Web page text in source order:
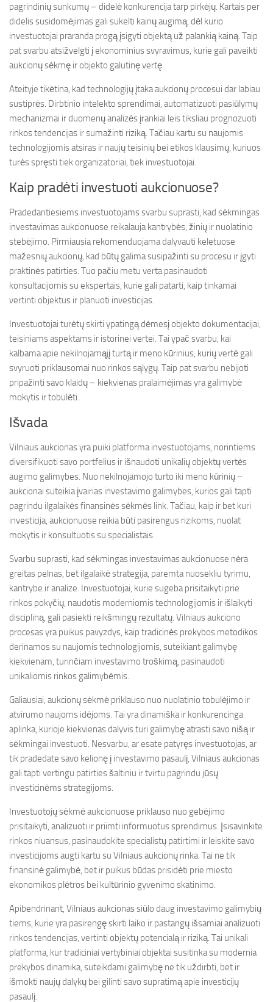
pagrindinių sunkumų – didelė konkurencija tarp pirkėjų. Kartais per
didelis susidomėjimas gali sukelti kainų augimą, dėl kurio
investuotojai praranda progą įsigyti objektą už palankią kainą. Taip
pat svarbu atsižvelgti į ekonominius svyravimus, kurie gali paveikti
aukcionų sėkmę ir objekto galutinę vertę.
Ateityje tikėtina, kad technologijų įtaka aukcionų procesui dar labiau
sustiprės. Dirbtinio intelekto sprendimai, automatizuoti pasiūlymų
mechanizmai ir duomenų analizės įrankiai leis tiksliau prognozuoti
rinkos tendencijas ir sumažinti riziką. Tačiau kartu su naujomis
technologijomis atsiras ir naujų teisinių bei etikos klausimų, kuriuos
turės spręsti tiek organizatoriai, tiek investuotojai.
Kaip pradėti investuoti aukcionuose?
Pradedantiesiems investuotojams svarbu suprasti, kad sėkmingas
investavimas aukcionuose reikalauja kantrybės, žinių ir nuolatinio
stebėjimo. Pirmiausia rekomenduojama dalyvauti keletuose
mažesnių aukcionų, kad būtų galima susipažinti su procesu ir įgyti
praktinės patirties. Tuo pačiu metu verta pasinaudoti
konsultacijomis su ekspertais, kurie gali patarti, kaip tinkamai
vertinti objektus ir planuoti investicijas.
Investuotojai turėtų skirti ypatingą dėmesį objekto dokumentacijai,
teisiniams aspektams ir istorinei vertei. Tai ypač svarbu, kai
kalbama apie nekilnojamąjį turtą ir meno kūrinius, kurių vertė gali
svyruoti priklausomai nuo rinkos sąlygų. Taip pat svarbu nebijoti
pripažinti savo klaidų – kiekvienas pralaimėjimas yra galimybė
mokytis ir tobulėti.
Išvada
Vilniaus aukcionas yra puiki platforma investuotojams, norintiems
diversifikuoti savo portfelius ir išnaudoti unikalių objektų vertės
augimo galimybes. Nuo nekilnojamojo turto iki meno kūrinių –
aukcionai suteikia įvairias investavimo galimybes, kurios gali tapti
pagrindu ilgalaikės finansinės sėkmės link. Tačiau, kaip ir bet kuri
investicija, aukcionuose reikia būti pasirengus rizikoms, nuolat
mokytis ir konsultuotis su specialistais.
Svarbu suprasti, kad sėkmingas investavimas aukcionuose nėra
greitas pelnas, bet ilgalaikė strategija, paremta nuosekliu tyrimu,
kantrybe ir analize. Investuotojai, kurie sugeba prisitaikyti prie
rinkos pokyčių, naudotis moderniomis technologijomis ir išlaikyti
discipliną, gali pasiekti reikšmingų rezultatų. Vilniaus aukciono
procesas yra puikus pavyzdys, kaip tradicinės prekybos metodikos
derinamos su naujomis technologijomis, suteikiant galimybę
kiekvienam, turinčiam investavimo troškimą, pasinaudoti
unikaliomis rinkos galimybėmis.
Galiausiai, aukcionų sėkmė priklauso nuo nuolatinio tobulėjimo ir
atvirumo naujoms idėjoms. Tai yra dinamiška ir konkurencinga
aplinka, kurioje kiekvienas dalyvis turi galimybę atrasti savo nišą ir
sėkmingai investuoti. Nesvarbu, ar esate patyręs investuotojas, ar
tik pradedate savo kelionę į investavimo pasaulį, Vilniaus aukcionas
gali tapti vertingu patirties šaltiniu ir tvirtu pagrindu jūsų
investicinėms strategijoms.
Investuotojų sėkmė aukcionuose priklauso nuo gebėjimo
prisitaikyti, analizuoti ir priimti informuotus sprendimus. Įsisavinkite
rinkos niuansus, pasinaudokite specialistų patirtimi ir leiskite savo
investicijoms augti kartu su Vilniaus aukcionų rinka. Tai ne tik
finansinė galimybė, bet ir puikus būdas prisidėti prie miesto
ekonomikos plėtros bei kultūrinio gyvenimo skatinimo.
Apibendrinant, Vilniaus aukcionas siūlo daug investavimo galimybių
tiems, kurie yra pasirengę skirti laiko ir pastangų išsamiai analizuoti
rinkos tendencijas, vertinti objektų potencialą ir riziką. Tai unikali
platforma, kur tradiciniai vertybiniai objektai susitinka su modernia
prekybos dinamika, suteikdami galimybę ne tik uždirbti, bet ir
išmokti naujų dalykų bei gilinti savo supratimą apie investicijų
pasaulį.